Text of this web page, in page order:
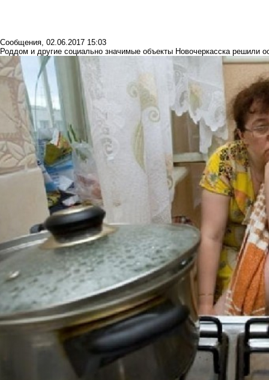
Сообщения, 02.06.2017 15:03
Роддом и другие социально значимые объекты Новочеркасска решили